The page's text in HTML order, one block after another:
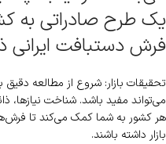
یک طرح صادراتی به
فرش دستبافت
تحقیقات بازار: شروع از مطالعه دقیق
می‌تواند مفید باشد. شناخت نیازها،
هر کشور به شما کمک می‌کند تا
بازار داشته باشند.